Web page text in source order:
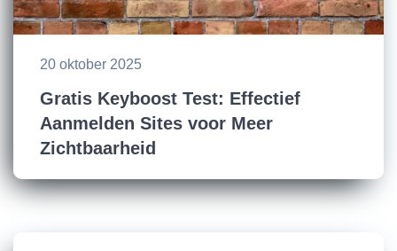
20 oktober 2025
Gratis Keyboost Test: Effectief
Aanmelden Sites voor Meer
Zichtbaarheid